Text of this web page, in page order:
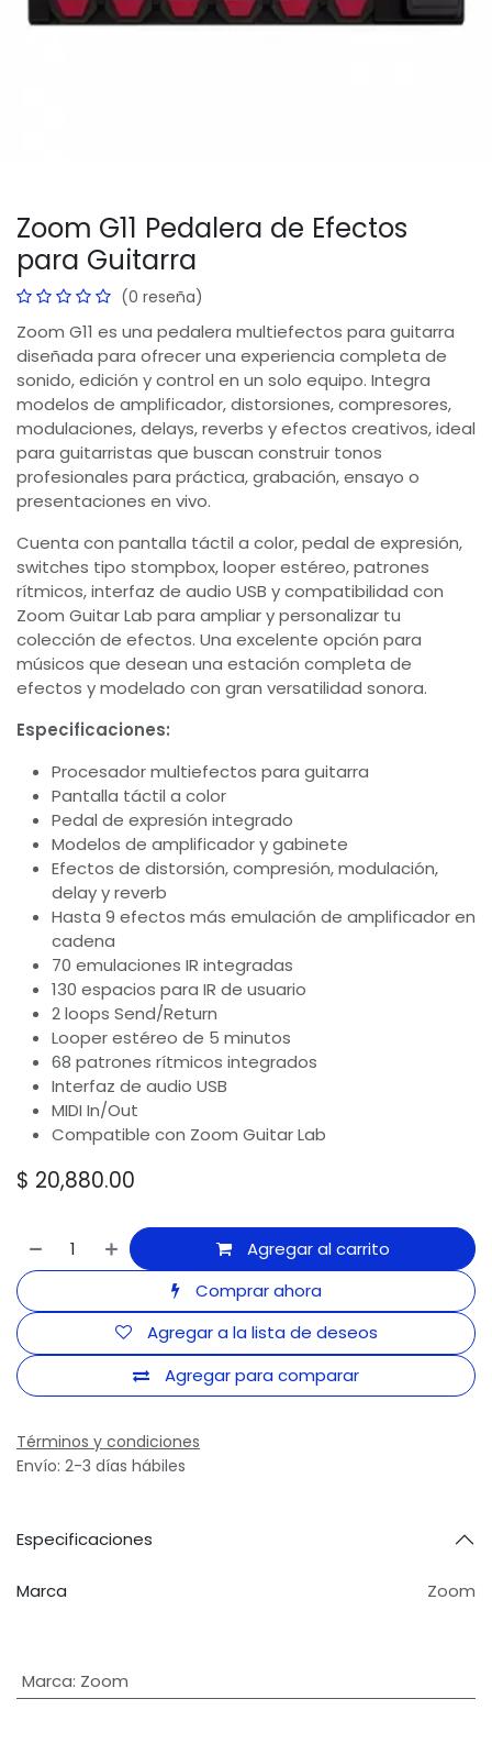
Zoom G11 Pedalera de Efectos
para Guitarra
(0 reseña)
Zoom G11 es una pedalera multiefectos para guitarra
diseñada para ofrecer una experiencia completa de
sonido, edición y control en un solo equipo. Integra
modelos de amplificador, distorsiones, compresores,
modulaciones, delays, reverbs y efectos creativos, ideal
para guitarristas que buscan construir tonos
profesionales para práctica, grabación, ensayo o
presentaciones en vivo.
Cuenta con pantalla táctil a color, pedal de expresión,
switches tipo stompbox, looper estéreo, patrones
rítmicos, interfaz de audio USB y compatibilidad con
Zoom Guitar Lab para ampliar y personalizar tu
colección de efectos. Una excelente opción para
músicos que desean una estación completa de
efectos y modelado con gran versatilidad sonora.
Especificaciones:
Procesador multiefectos para guitarra
Pantalla táctil a color
Pedal de expresión integrado
Modelos de amplificador y gabinete
Efectos de distorsión, compresión, modulación,
delay y reverb
Hasta 9 efectos más emulación de amplificador en
cadena
70 emulaciones IR integradas
130 espacios para IR de usuario
2 loops Send/Return
Looper estéreo de 5 minutos
68 patrones rítmicos integrados
Interfaz de audio USB
MIDI In/Out
Compatible con Zoom Guitar Lab
$ 20,880.00
Agregar al carrito
Comprar ahora
Agregar para comparar
Agregar a la lista de deseos
Términos y condiciones
Envío: 2-3 días hábiles
Especificaciones
Marca Zoom
Marca: Zoom